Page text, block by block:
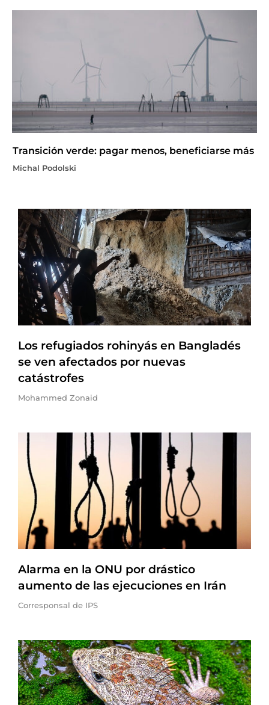
Transición verde: pagar menos, beneficiarse más
Michal Podolski
Los refugiados rohinyás en Bangladés
se ven afectados por nuevas
catástrofes
Mohammed Zonaid
Alarma en la ONU por drástico
aumento de las ejecuciones en Irán
Corresponsal de IPS